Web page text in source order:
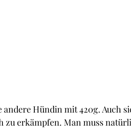
Hündin mit 420g. Auch
erkämpfen. Man muss